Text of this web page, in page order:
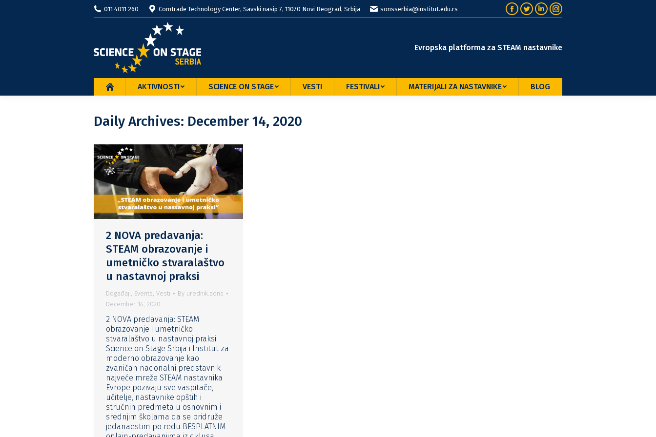
011 4011 260 Comtrade Technology Center, Savski nasip 7, 11070 Novi Beograd, Srbija sonsserbia@institut.edu.rs
Facebook
TwitterLinkedinInstagram
Evropska platforma za STEAM nastavnike
AKTIVNOSTI SCIENCE ON STAGE VESTI FESTIVALI MATERIJALI ZA NASTAVNIKE BLOG
Daily Archives: December 14, 2020
2 NOVA predavanja:
STEAM obrazovanje i
umetničko stvaralaštvo
u nastavnoj praksi
Događaji, Events, Vesti By urednik.sons
December 14, 2020
2 NOVA predavanja: STEAM
obrazovanje i umetničko
stvaralaštvo u nastavnoj praksi
Science on Stage Srbija i Institut za
moderno obrazovanje kao
zvaničan nacionalni predstavnik
najveće mreže STEAM nastavnika
Evrope pozivaju sve vaspitače,
učitelje, nastavnike opštih i
stručnih predmeta u osnovnim i
srednjim školama da se pridruže
jedanaestim po redu BESPLATNIM